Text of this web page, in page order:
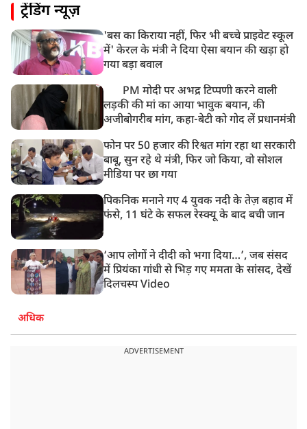
ट्रेंडिंग न्यूज़
'बस का किराया नहीं, फिर भी बच्चे प्राइवेट स्कूल
में' केरल के मंत्री ने दिया ऐसा बयान की खड़ा हो
गया बड़ा बवाल
PM मोदी पर अभद्र टिप्पणी करने वाली
लड़की की मां का आया भावुक बयान, की
अजीबोगरीब मांग, कहा-बेटी को गोद लें प्रधानमंत्री
फोन पर 50 हजार की रिश्वत मांग रहा था सरकारी
बाबू, सुन रहे थे मंत्री, फिर जो किया, वो सोशल
मीडिया पर छा गया
पिकनिक मनाने गए 4 युवक नदी के तेज़ बहाव में
फंसे, 11 घंटे के सफल रेस्क्यू के बाद बची जान
‘आप लोगों ने दीदी को भगा दिया…’, जब संसद
में प्रियंका गांधी से भिड़ गए ममता के सांसद, देखें
दिलचस्प Video
अधिक
ADVERTISEMENT